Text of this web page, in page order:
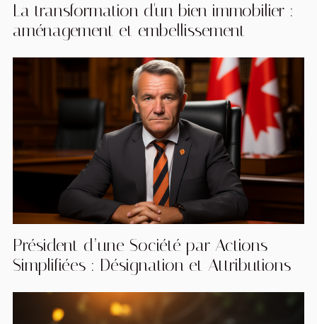
La transformation d'un bien immobilier :
aménagement et embellissement
Président d’une Société par Actions
Simplifiées : Désignation et Attributions